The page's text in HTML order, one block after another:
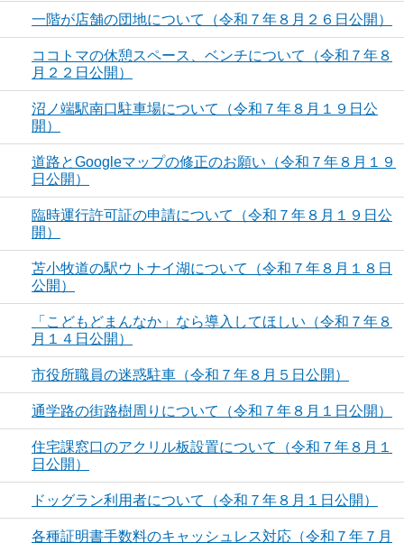
一階が店舗の団地について（令和７年８月２６日公開）
ココトマの休憩スペース、ベンチについて（令和７年８
月２２日公開）
沼ノ端駅南口駐車場について（令和７年８月１９日公
開）
道路とGoogleマップの修正のお願い（令和７年８月１９
日公開）
臨時運行許可証の申請について（令和７年８月１９日公
開）
苫小牧道の駅ウトナイ湖について（令和７年８月１８日
公開）
「こどもどまんなか」なら導入してほしい（令和７年８
月１４日公開）
市役所職員の迷惑駐車（令和７年８月５日公開）
通学路の街路樹周りについて（令和７年８月１日公開）
住宅課窓口のアクリル板設置について（令和７年８月１
日公開）
ドッグラン利用者について（令和７年８月１日公開）
各種証明書手数料のキャッシュレス対応（令和７年７月